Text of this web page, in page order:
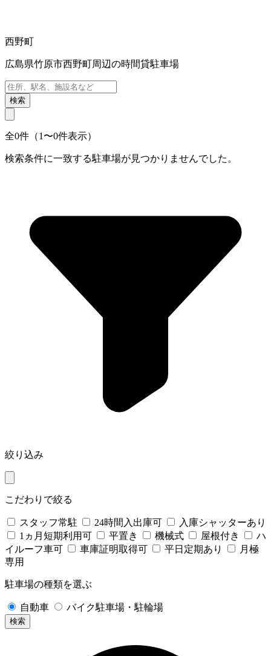
西野町
広島県竹原市西野町周辺の時間貸駐車場
検索
全0件（1〜0件表示）
検索条件に一致する駐車場が見つかりませんでした。
絞り込み
こだわりで絞る
スタッフ常駐 24時間入出庫可
入庫シャッターあり
1ヵ月短期利用可
平置き 機械式 屋根付き
ハ
イルーフ車可
車庫証明取得可 平日定期あり
月極
専用
駐車場の種類を選ぶ
自動車 バイク駐車場・駐輪場
検索